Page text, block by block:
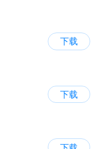
下载
下载